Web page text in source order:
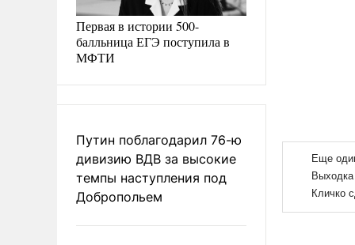
Первая в истории 500-
балльница ЕГЭ поступила в
МФТИ
Путин поблагодарил 76-ю
дивизию ВДВ за высокие
темпы наступления под
Добропольем